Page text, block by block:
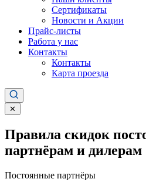
Сертификаты
Новости и Акции
Прайс-листы
Работа у нас
Контакты
Контакты
Карта проезда
✕
Правила скидок
партнёрам и дилерам
Постоянные партнёры